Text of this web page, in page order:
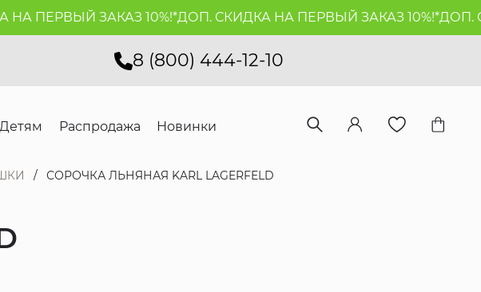
ПЕРВЫЙ ЗАКАЗ 10%!*ДОП. СКИДКА НА ПЕРВЫЙ ЗАКАЗ 10%!*ДОП.
8 (800) 444-12-10
Детям Распродажа Новинки
СОРОЧКА ЛЬНЯНАЯ KARL LAGERFELD